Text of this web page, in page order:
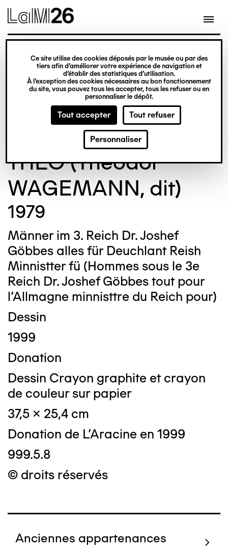
Gestion des cookies
Ce site utilise des cookies déposés par le musée ou par des
tiers afin d’améliorer votre expérience de navigation et
d’établir des statistiques d’utilisation.
À l’exception des cookies nécessaires au bon fonctionnement
du site, vous pouvez tous les accepter, tous les refuser ou en
personnaliser le dépôt.
Tout accepter Tout refuser
Personnaliser
contenu
© Crédit photo : Nicolas Dewitte/LaM Lille
métropole musée d’art moderne d’art
contemporain et d’art brut
THEO (Theodor
WAGEMANN, dit)
1979
Männer im 3. Reich Dr. Joshef
Göbbes alles für Deuchlant Reish
Minnistter fü (Hommes sous le 3e
Reich Dr. Joshef Göbbes tout pour
l'Allmagne minnisttre du Reich pour)
Dessin
1999
Donation
Dessin Crayon graphite et crayon
de couleur sur papier
37,5 x 25,4 cm
Donation de L'Aracine en 1999
999.5.8
© droits réservés
Anciennes appartenances